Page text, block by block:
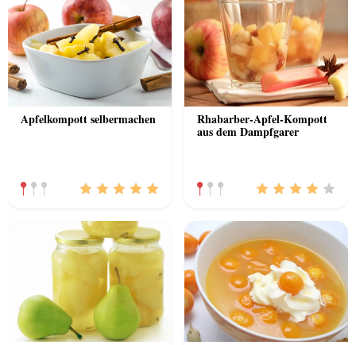
Apfelkompott selbermachen Rhabarber-Apfel-Kompott
aus dem Dampfgarer